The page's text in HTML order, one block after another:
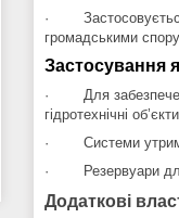
·
громадськими
Застосування
·
Для
гідротехнічні
·
Системи
·
Резервуари
Додаткові